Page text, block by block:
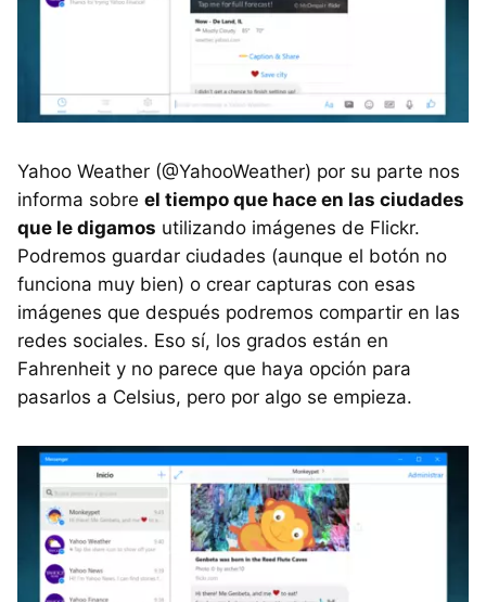
Yahoo Weather (@YahooWeather) por su parte nos
informa sobre el tiempo que hace en las ciudades
que le digamos utilizando imágenes de Flickr.
Podremos guardar ciudades (aunque el botón no
funciona muy bien) o crear capturas con esas
imágenes que después podremos compartir en las
redes sociales. Eso sí, los grados están en
Fahrenheit y no parece que haya opción para
pasarlos a Celsius, pero por algo se empieza.